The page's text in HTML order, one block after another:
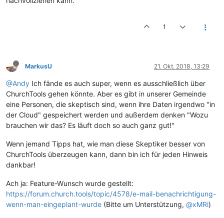
1
MarkusU 21. Okt. 2018, 13:29
@Andy Ich fände es auch super, wenn es ausschließlich über
ChurchTools gehen könnte. Aber es gibt in unserer Gemeinde
eine Personen, die skeptisch sind, wenn ihre Daten irgendwo "in
der Cloud" gespeichert werden und außerdem denken "Wozu
brauchen wir das? Es läuft doch so auch ganz gut!"
Wenn jemand Tipps hat, wie man diese Skeptiker besser von
ChurchTools überzeugen kann, dann bin ich für jeden Hinweis
dankbar!
Ach ja: Feature-Wunsch wurde gestellt:
https://forum.church.tools/topic/4578/e-mail-benachrichtigung-
wenn-man-eingeplant-wurde (Bitte um Unterstützung, @xMRi)